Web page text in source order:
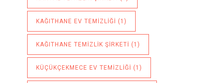
KAĞITHANE EV TEMIZLIĞI (1)
KAĞITHANE TEMIZLIK ŞIRKETI (1)
KÜÇÜKÇEKMECE EV TEMIZLIĞI (1)